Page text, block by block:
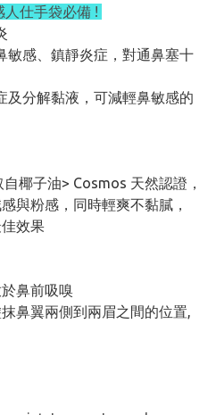
人仕手袋必備 !
敏感、鎮靜炎症，對通鼻塞十
及分解黏液，可減輕鼻敏感的
椰子油> Cosmos 天然認證，
與粉感，同時輕爽不黏膩，
效果
鼻前吸嗅
鼻翼兩側到兩眉之間的位置,